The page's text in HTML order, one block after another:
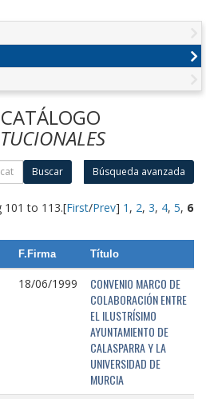
Buscar Búsqueda avanzada
101 to 113.[First/Prev] 1 , 2, 3, 4, 5, 6
F.Firma Título
18/06/1999
CONVENIO MARCO DE
COLABORACIÓN ENTRE
EL ILUSTRÍSIMO
AYUNTAMIENTO DE
CALASPARRA Y LA
UNIVERSIDAD DE
MURCIA